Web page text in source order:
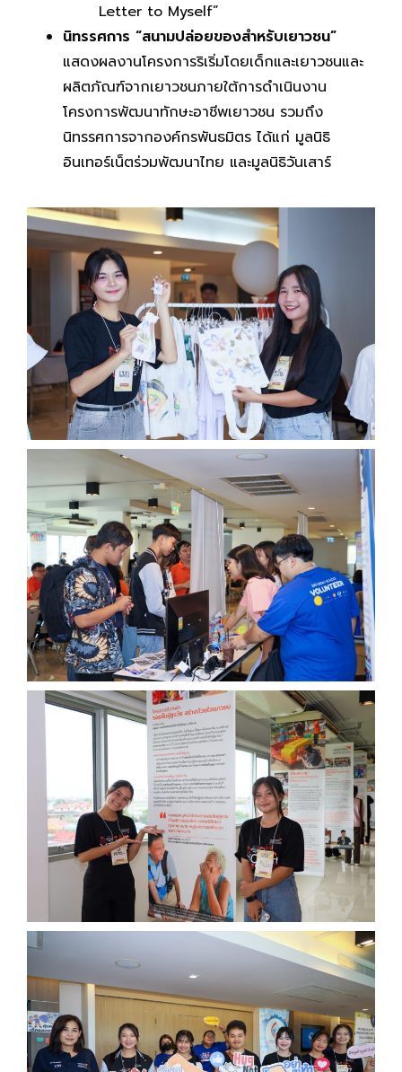
Letter to Myself”
นิทรรศการ “สนามปล่อยของสำหรับเยาวชน”
แสดงผลงานโครงการริเริ่มโดยเด็กและเยาวชนและ
ผลิตภัณฑ์จากเยาวชนภายใต้การดำเนินงาน
โครงการพัฒนาทักษะอาชีพเยาวชน รวมถึง
นิทรรศการจากองค์กรพันธมิตร ได้แก่ มูลนิธิ
อินเทอร์เน็ตร่วมพัฒนาไทย และมูลนิธิวันเสาร์